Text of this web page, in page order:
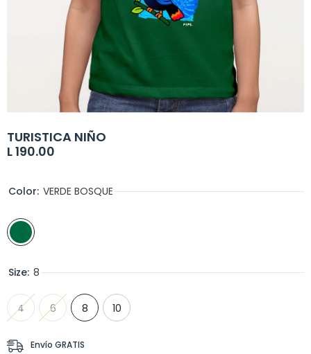
TURISTICA NIÑO
L 190.00
Color: VERDE BOSQUE
Size: 8
4 6 8 10
Envío GRATIS